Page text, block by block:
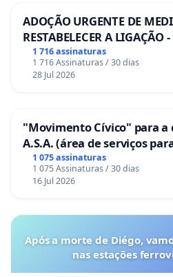
ADOÇÃO URGENTE DE
RESTABELECER A LIGAÇÃO
1 716 assinaturas
1 716 Assinaturas / 30 dias
28 Jul 2026
"Movimento Cívico" para a
A.S.A. (área de serviços
Coimbra
1 075 assinaturas
1 075 Assinaturas / 30 dias
16 Jul 2026
Após a morte de Diégo,
nas estações